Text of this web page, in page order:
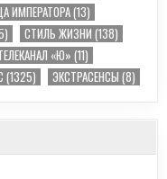
ИМПЕРАТОРА(13)
СТИЛЬ ЖИЗНИ (138)
«Ю»(11)
(1325) ЭКСТРАСЕНСЫ (8)